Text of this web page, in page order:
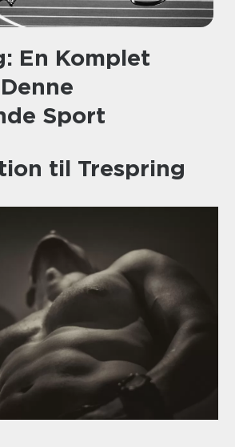
En Komplet
Sport
til Trespring